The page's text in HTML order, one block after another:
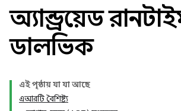
অ্যান্ড্রয়েড
ডালভিক
এই পৃষ্ঠায় যা যা আছে
এআরটি বৈশিষ্ট্য